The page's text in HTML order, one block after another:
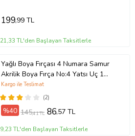
199,99 TL
21,33 TL'den Başlayan Taksitlerle
Yağlı Boya Fırçası 4 Numara Samur
Akrilik Boya Fırça No:4 Yatsı Uç 1
Adet Yağlıboya Fırça (Bordo)
(2)
Kargo ile Teslimat
%40 145,41 TL 86,57 TL
9,23 TL'den Başlayan Taksitlerle